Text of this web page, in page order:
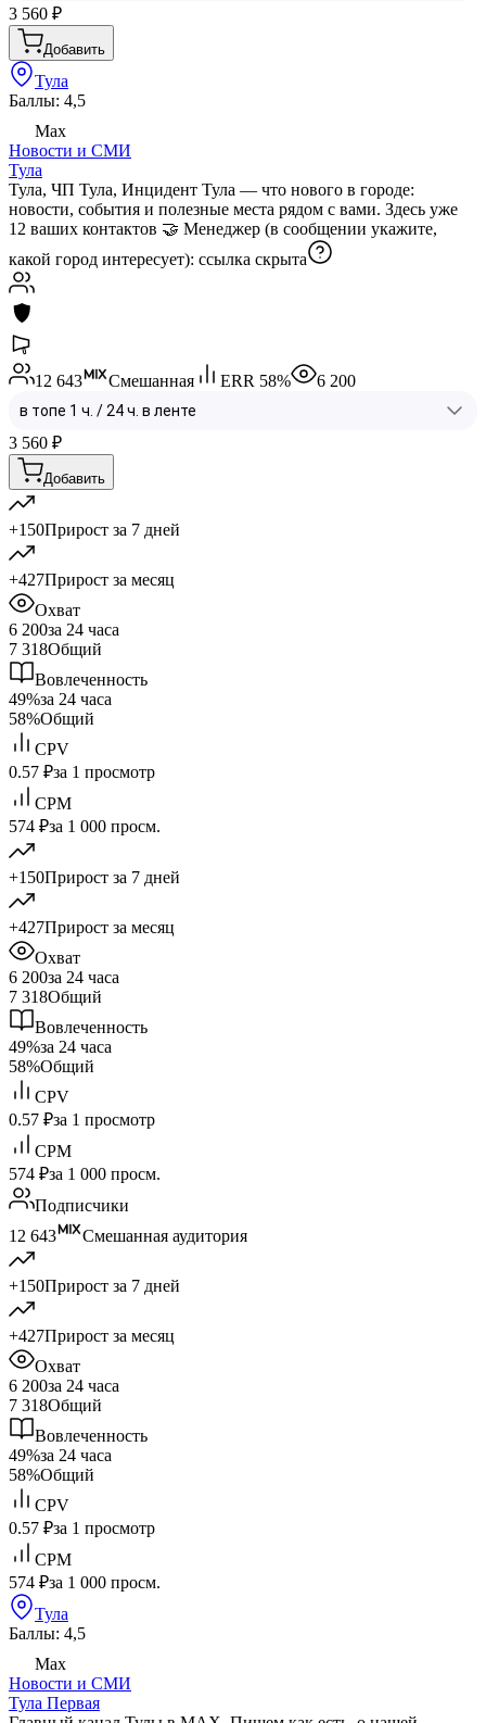
3 560 ₽
Добавить
Тула
Баллы: 4,5
Max
Новости и СМИ
Тула
Тула, ЧП Тула, Инцидент Тула — что нового в городе:
новости, события и полезные места рядом с вами. Здесь уже
12 ваших контактов 🤝 Менеджер (в сообщении укажите,
какой город интересует): ссылка скрыта
12 643 Смешанная ERR 58% 6 200
3 560 ₽
Добавить
+150Прирост за 7 дней
+427Прирост за месяц
Охват
6 200за 24 часа
7 318Общий
Вовлеченность
49%за 24 часа
58%Общий
CPV
0.57 ₽за 1 просмотр
CPM
574 ₽за 1 000 просм.
+150Прирост за 7 дней
+427Прирост за месяц
Охват
6 200за 24 часа
7 318Общий
Вовлеченность
49%за 24 часа
58%Общий
CPV
0.57 ₽за 1 просмотр
CPM
574 ₽за 1 000 просм.
Подписчики
12 643
Смешанная аудитория
+150Прирост за 7 дней
+427Прирост за месяц
Охват
6 200за 24 часа
7 318Общий
Вовлеченность
49%за 24 часа
58%Общий
CPV
0.57 ₽за 1 просмотр
CPM
574 ₽за 1 000 просм.
Тула
Баллы: 4,5
Max
Новости и СМИ
Тула Первая